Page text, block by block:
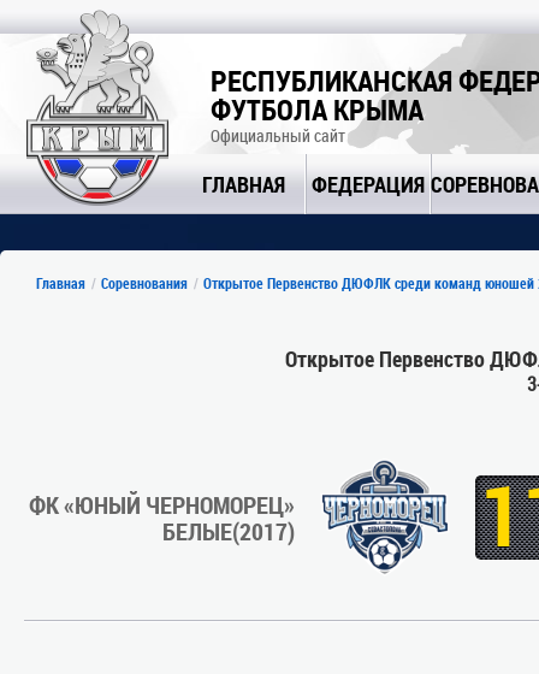
РЕСПУБЛИКАНСКАЯ
ФУТБОЛА КРЫМА
Официальный сайт
ГЛАВНАЯ ФЕДЕРАЦИЯ
Главная Соревнования Открытое Первенство ДЮФЛК среди команд юношей
Открытое Первенство
ФК «ЮНЫЙ ЧЕРНОМОРЕЦ»
БЕЛЫЕ(2017)